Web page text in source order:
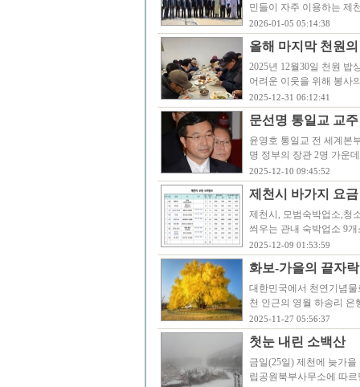
민들이 자주 이용하는 제
2026-01-05 05:14:38
올해 마지막 천원
2025년 12월30일 천원 밥
어려운 이웃을 위해 봉사
2025-12-31 06:12:41
문선명 통일교 교
윤영호 통일교 전 세계본
명 정부의 장관 2명 가운
2025-12-10 09:45:52
제천시 바가지 요
제천시, 모범숙박업소,청
씌우는 관내 숙박업소 9
2025-12-09 01:53:59
화보-가을의 끝자
대한민국에서 천연기념
천 인근의 영월 하송리
2025-11-27 05:56:37
첫눈 내린 소백산
금일(25일) 제천에 늦가
립공원북부사무소에 따